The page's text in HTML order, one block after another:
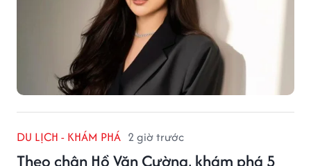
DU LỊCH - KHÁM PHÁ 2 giờ trước
Theo chân Hồ Văn Cường, khám phá 5